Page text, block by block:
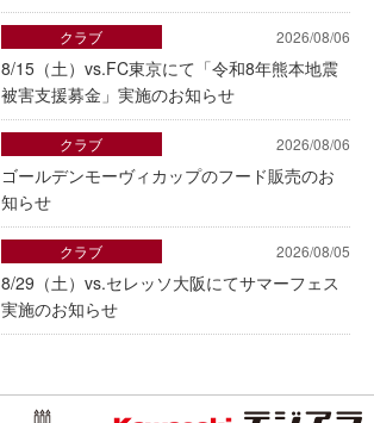
2026/08/06
8/15（土）vs.FC東京にて「令和8年熊本地震
被害支援募金」実施のお知らせ
クラブ
2026/08/06
ゴールデンモーヴィカップのフード販売のお
知らせ
クラブ
2026/08/05
8/29（土）vs.セレッソ大阪にてサマーフェス
実施のお知らせ
クラブ